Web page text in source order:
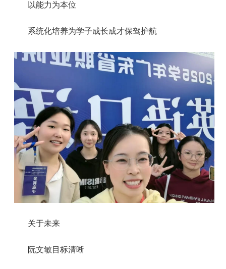
以能力为本位
系统化培养为学子成长成才保驾护航
关于未来
阮文敏目标清晰